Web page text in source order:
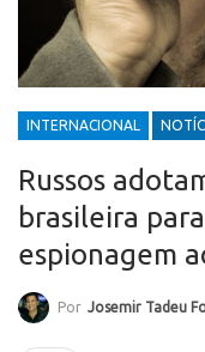
INTERNACIONAL
Russos
brasileira
espionagem
Por Josemir Tadeu